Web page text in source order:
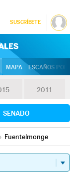
SUSCRÍBETE
MAPA ESCAÑOS
2011
SENADO
Fuentelmonge